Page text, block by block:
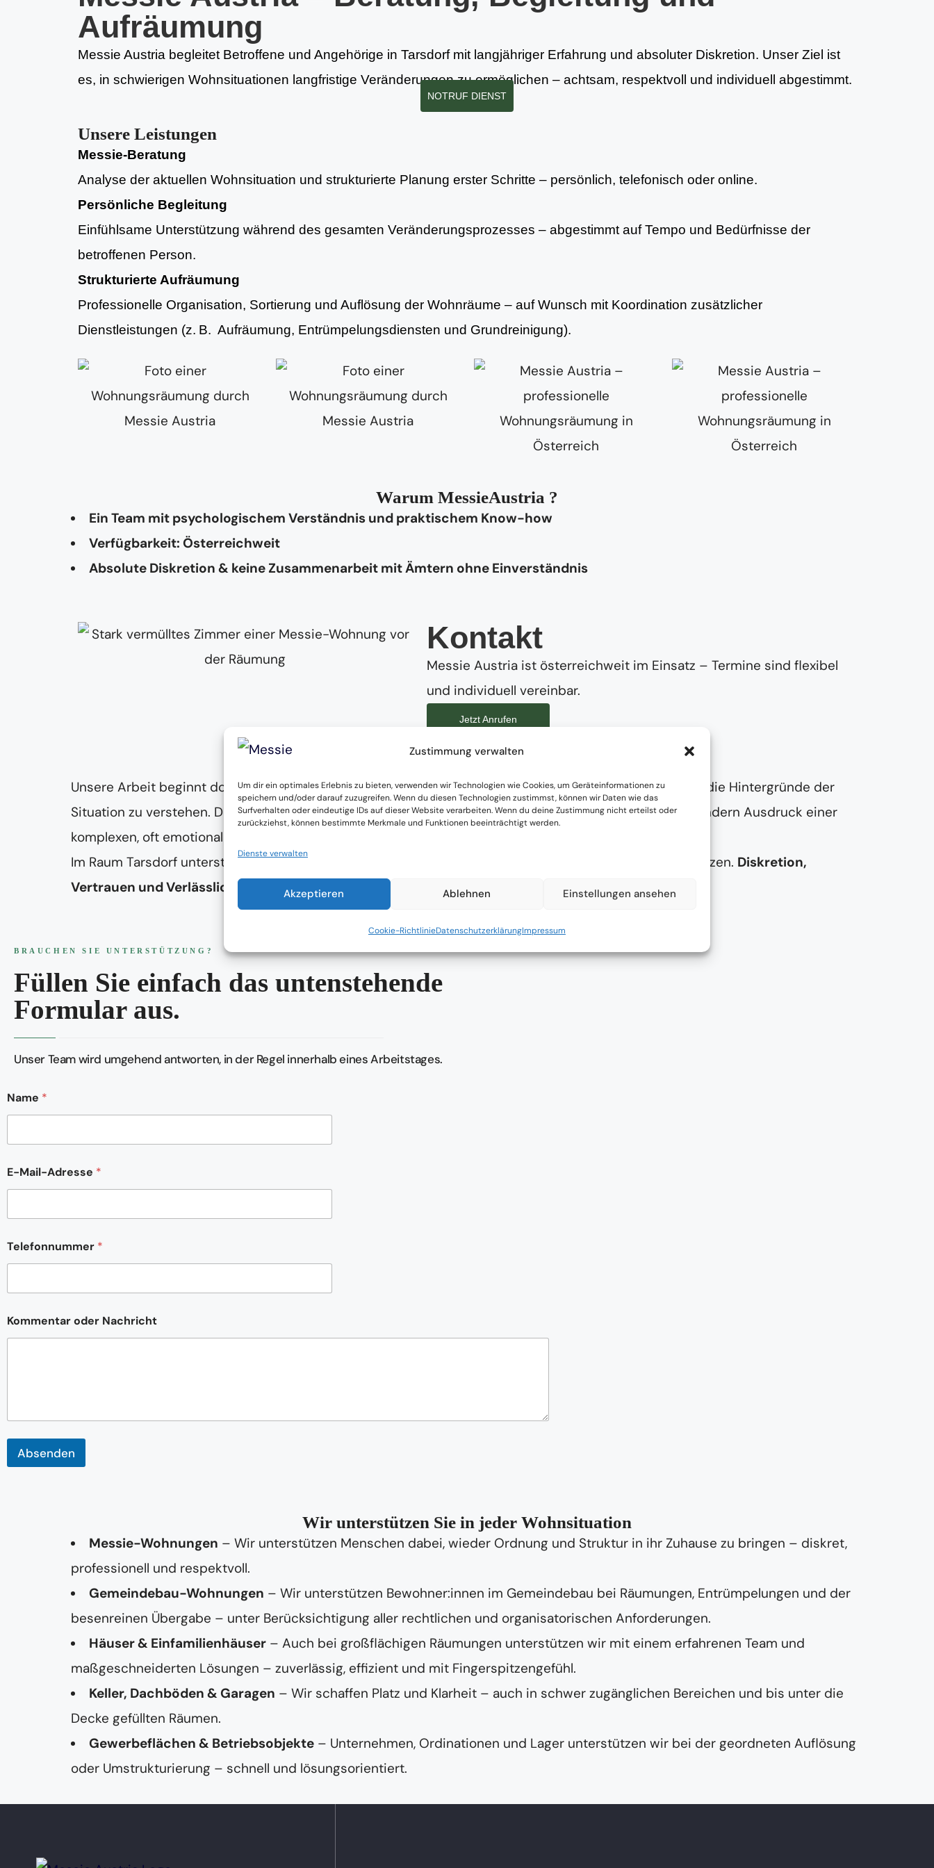
Zustimmung verwalten
Um dir ein optimales Erlebnis zu bieten, verwenden wir Technologien wie Cookies, um Geräteinformationen zu
speichern und/oder darauf zuzugreifen. Wenn du diesen Technologien zustimmst, können wir Daten wie das
Surfverhalten oder eindeutige IDs auf dieser Website verarbeiten. Wenn du deine Zustimmung nicht erteilst oder
zurückziehst, können bestimmte Merkmale und Funktionen beeinträchtigt werden.
Dienste verwalten
Akzeptieren Ablehnen Einstellungen ansehen
Cookie-RichtlinieDatenschutzerklärungImpressum
Aufräumung
Messie Austria begleitet Betroffene und Angehörige in Tarsdorf mit langjähriger Erfahrung und absoluter Diskretion. Unser Ziel ist
es, in schwierigen Wohnsituationen langfristige Veränderungen zu ermöglichen – achtsam, respektvoll und individuell abgestimmt.
NOTRUF DIENST
Unsere Leistungen
Messie-Beratung
Analyse der aktuellen Wohnsituation und strukturierte Planung erster Schritte – persönlich, telefonisch oder online.
Persönliche Begleitung
Einfühlsame Unterstützung während des gesamten Veränderungsprozesses – abgestimmt auf Tempo und Bedürfnisse der
betroffenen Person.
Strukturierte Aufräumung
Professionelle Organisation, Sortierung und Auflösung der Wohnräume – auf Wunsch mit Koordination zusätzlicher
Dienstleistungen (z. B. Aufräumung, Entrümpelungsdiensten und Grundreinigung).
Warum MessieAustria ?
Ein Team mit psychologischem Verständnis und praktischem Know-how
Verfügbarkeit: Österreichweit
Absolute Diskretion & keine Zusammenarbeit mit Ämtern ohne Einverständnis
Kontakt
Messie Austria ist österreichweit im Einsatz – Termine sind flexibel
und individuell vereinbar.
Jetzt Anrufen
Unsere Arbeit beginnt dort, wo andere aufhören: Mit einerindividuellen Beratungnehmen wir uns Zeit, die Hintergründe der
Situation zu verstehen. Denn eineMessie Wohnungist nie einfach nur ein Problem der Unordnung – sondern Ausdruck einer
komplexen, oft emotional belastenden Lebensphase.
Im Raum Tarsdorf unterstützen wir dabei, realistische, achtsame Schritte in Richtung Veränderung zu setzen. Diskretion,
Vertrauen und Verlässlichkeit
stehen dabei im Mittelpunkt.
BRAUCHEN SIE UNTERSTÜTZUNG?
Füllen Sie einfach das untenstehende
Formular aus.
Unser Team wird umgehend antworten, in der Regel innerhalb eines Arbeitstages.
Name *
o
m
e
t
a
r
a
e
E-Mail-Adresse *
Telefonnummer *
Kommentar oder Nachricht
Absenden
Wir unterstützen Sie in jeder Wohnsituation
Messie-Wohnungen – Wir unterstützen Menschen dabei, wieder Ordnung und Struktur in ihr Zuhause zu bringen – diskret,
professionell und respektvoll.
Gemeindebau-Wohnungen – Wir unterstützen Bewohner:innen im Gemeindebau bei Räumungen, Entrümpelungen und der
besenreinen Übergabe – unter Berücksichtigung aller rechtlichen und organisatorischen Anforderungen.
Häuser & Einfamilienhäuser – Auch bei großflächigen Räumungen unterstützen wir mit einem erfahrenen Team und
maßgeschneiderten Lösungen – zuverlässig, effizient und mit Fingerspitzengefühl.
Keller, Dachböden & Garagen – Wir schaffen Platz und Klarheit – auch in schwer zugänglichen Bereichen und bis unter die
Decke gefüllten Räumen.
Gewerbeflächen & Betriebsobjekte – Unternehmen, Ordinationen und Lager unterstützen wir bei der geordneten Auflösung
oder Umstrukturierung – schnell und lösungsorientiert.